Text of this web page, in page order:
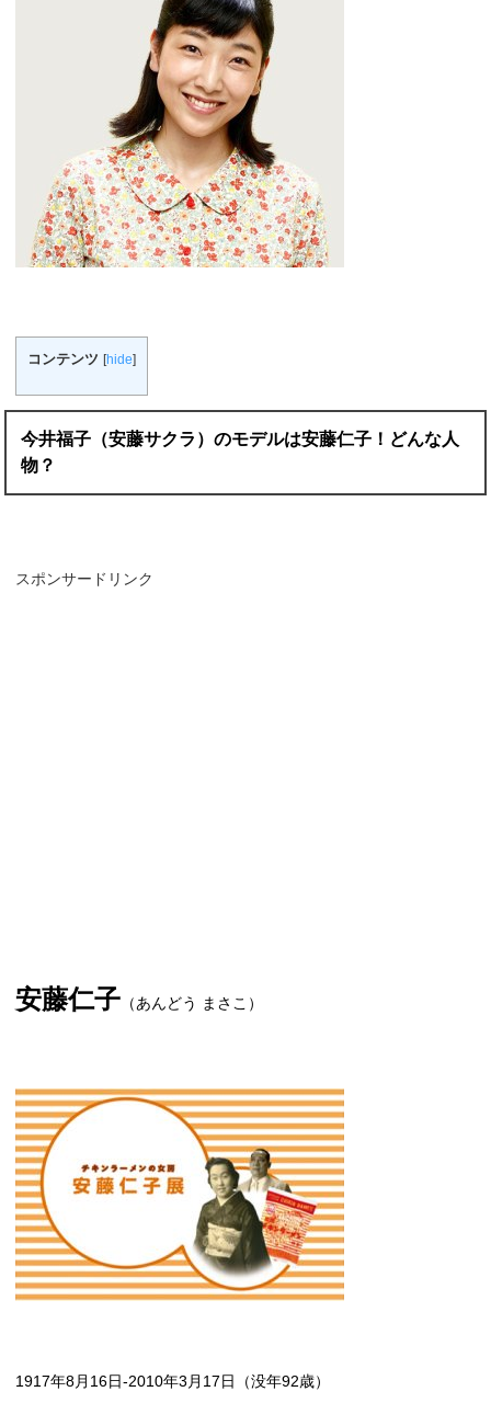
コンテンツ [hide]
今井福子（安藤サクラ）のモデルは安藤仁子！どんな人
物？
スポンサードリンク
安藤仁子 （あんどう まさこ）
1917年8月 16日-2010年3 月 17日（没年92歳）